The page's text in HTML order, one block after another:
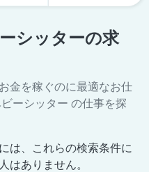
シッターの求
金を稼ぐのに最適なお仕
ーシッター の仕事を探
は、これらの検索条件に
はありません。